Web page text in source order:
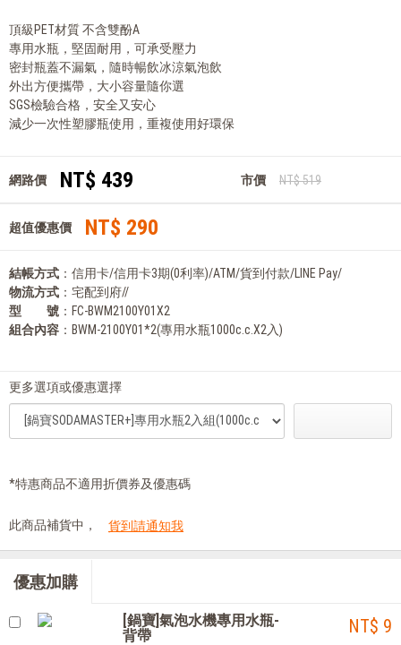
頂級PET材質 不含雙酚A
專用水瓶，堅固耐用，可承受壓力
密封瓶蓋不漏氣，隨時暢飲冰涼氣泡飲
外出方便攜帶，大小容量隨你選
SGS檢驗合格，安全又安心
減少一次性塑膠瓶使用，重複使用好環保
網路價 NT$ 439 市價 NT$ 519
超值優惠價 NT$ 290
結帳方式 ：信用卡/信用卡3期(0利率)/ATM/貨到付款/LINE Pay/
物流方式 ：宅配到府//
型 號 ：FC-BWM2100Y01X2
組合內容 ：BWM-2100Y01*2(專用水瓶1000c.c.X2入)
更多選項或優惠選擇
*特惠商品不適用折價券及優惠碼
此商品補貨中， 貨到請通知我
優惠加購
[鍋寶]氣泡水機專用水瓶-
背帶
NT$ 9